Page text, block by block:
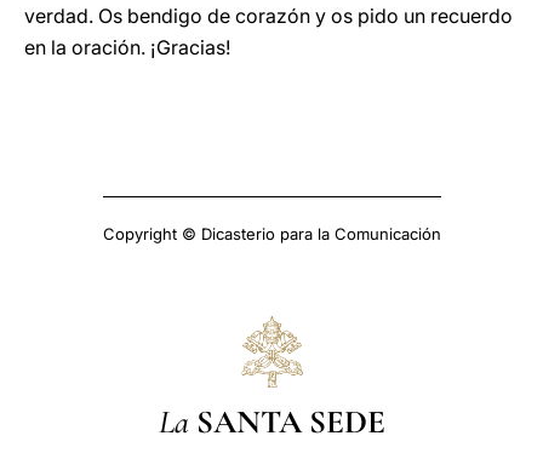
verdad. Os bendigo de corazón y os pido un recuerdo
en la oración. ¡Gracias!
Copyright © Dicasterio para la Comunicación
La SANTA SEDE